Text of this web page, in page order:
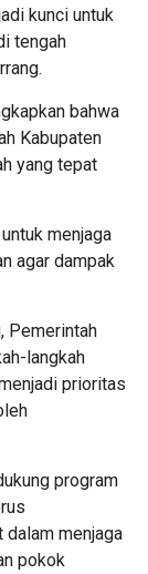
kunci untuk
tengah
bahwa
Kabupaten
yang tepat
menjaga
agar dampak
Pemerintah
langkah
prioritas
program
dalam menjaga
pokok